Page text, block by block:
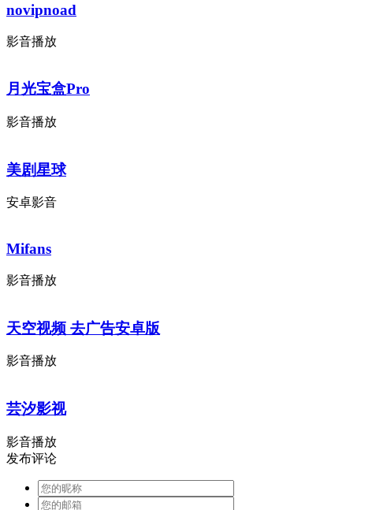
novipnoad
影音播放
月光宝盒Pro
影音播放
美剧星球
安卓影音
Mifans
影音播放
天空视频 去广告安卓版
影音播放
芸汐影视
影音播放
发布评论